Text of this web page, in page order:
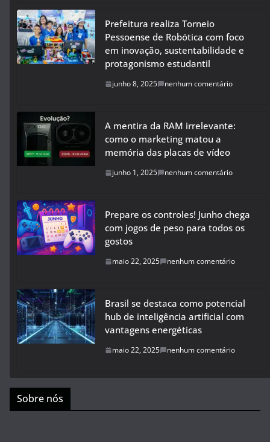
Prefeitura realiza Torneio
Pessoense de Robótica com foco
em inovação, sustentabilidade e
protagonismo estudantil
junho 8, 2025 nenhum comentário
A mentira da RAM irrelevante:
como o marketing matou a
memória das placas de vídeo
junho 1, 2025 nenhum comentário
Prepare os controles! Junho chega
com jogos de peso para todos os
gostos
maio 22, 2025 nenhum comentário
Brasil se destaca como potencial
hub de inteligência artificial com
vantagens energéticas
maio 22, 2025 nenhum comentário
Sobre nós